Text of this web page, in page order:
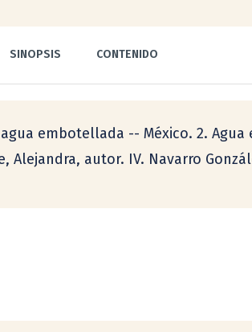
SINOPSIS CONTENIDO
embotellada -- México. 2.
Alejandra, autor. IV. Navarro